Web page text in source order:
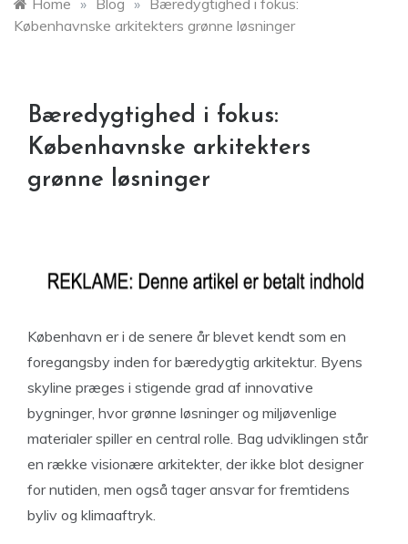
Home » Blog » Bæredygtighed i fokus:
Københavnske arkitekters grønne løsninger
Bæredygtighed i fokus:
Københavnske arkitekters
grønne løsninger
København er i de senere år blevet kendt som en
foregangsby inden for bæredygtig arkitektur. Byens
skyline præges i stigende grad af innovative
bygninger, hvor grønne løsninger og miljøvenlige
materialer spiller en central rolle. Bag udviklingen står
en række visionære arkitekter, der ikke blot designer
for nutiden, men også tager ansvar for fremtidens
byliv og klimaaftryk.